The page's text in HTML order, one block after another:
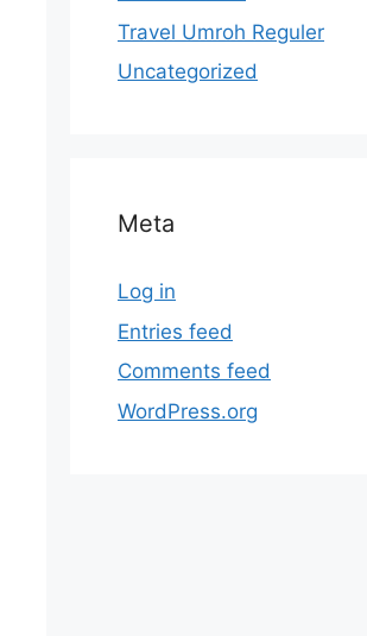
Travel Umroh Reguler
Uncategorized
Meta
Log in
Entries feed
Comments feed
WordPress.org